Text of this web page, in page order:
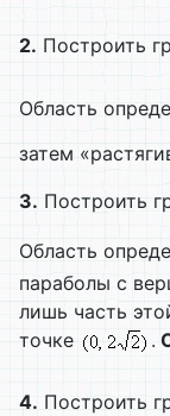
2. Построить
Область
затем
3. Построить
Область
параболы с
лишь часть
точке
.
4. Построить